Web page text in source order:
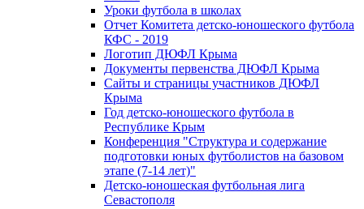
Уроки футбола в школах
Отчет Комитета детско-юношеского футбола
КФС - 2019
Логотип ДЮФЛ Крыма
Документы первенства ДЮФЛ Крыма
Сайты и страницы участников ДЮФЛ
Крыма
Год детско-юношеского футбола в
Республике Крым
Конференция "Структура и содержание
подготовки юных футболистов на базовом
этапе (7-14 лет)"
Детско-юношеская футбольная лига
Севастополя